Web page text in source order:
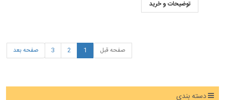
توضیحات و خرید
صفحه قبل 1
2
3 صفحه بعد
دسته بندی